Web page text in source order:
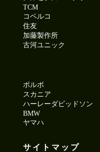
TCM
コベルコ
住友
加藤製作所
古河ユニック
ボルボ
スカニア
ハーレーダビッドソン
BMW
ヤマハ
サイトマップ